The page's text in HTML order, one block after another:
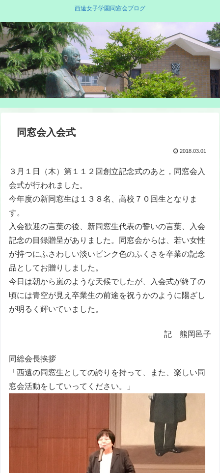
西遠女子学園同窓会ブログ
同窓会入会式
2018.03.01
３月１日（木）第１１２回創立記念式のあと，同窓会入
会式が行われました。
今年度の新同窓生は１３８名、高校７０回生となりま
す。
入会歓迎の言葉の後、新同窓生代表の誓いの言葉、入会
記念の目録贈呈がありました。同窓会からは、若い女性
が持つにふさわしい淡いピンク色のふくさを卒業の記念
品としてお贈りしました。
今日は朝から嵐のような天候でしたが、入会式が終了の
頃には青空が見え卒業生の前途を祝うかのように陽ざし
が明るく輝いていました。
記 熊岡邑子
同総会長挨拶
「西遠の同窓生としての誇りを持って、また、楽しい同
窓会活動をしていってください。」